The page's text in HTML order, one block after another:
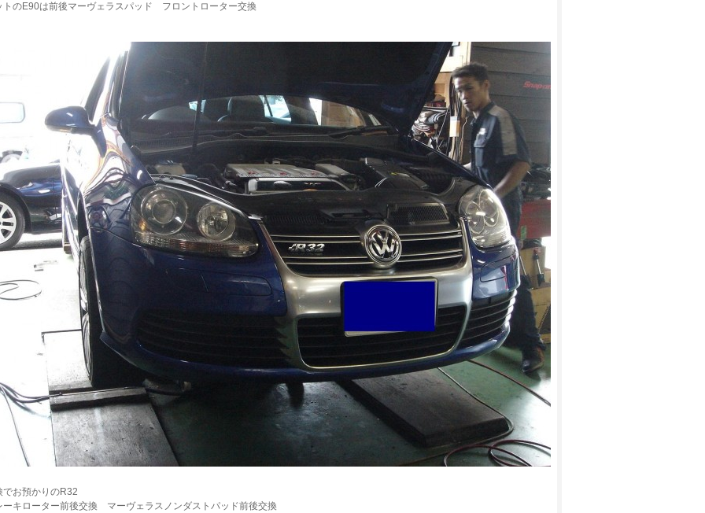
トのE90は前後マーヴェラスパッド フロントローター交換
でお預かりのR32
ーキローター前後交換 マーヴェラスノンダストパッド前後交換